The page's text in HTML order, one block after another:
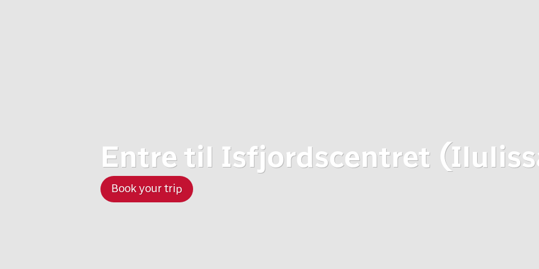
Entre til Isfjordscentret
Book your trip